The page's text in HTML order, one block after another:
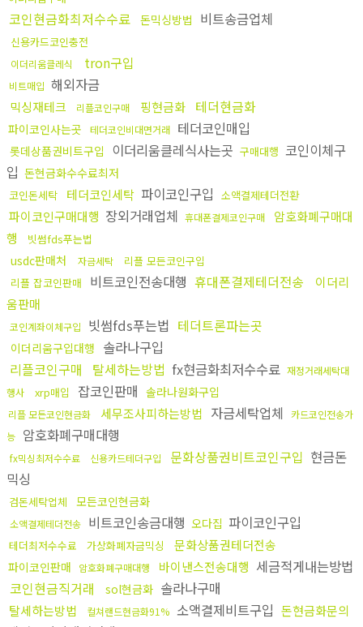
코인현금화최저수수료 돈믹싱방법 비트송금업체
신용카드코인충전
이더리움클레식 tron구입
비트매입 해외자금
믹싱재테크 리플코인구매 핑현금화 테더현금화
파이코인사는곳 테더코인비대면거래 테더코인매입
롯데상품권비트구입 이더리움클레식사는곳 구매대행 코인이체구
입 돈현금화수수료최저
코인돈세탁 테더코인세탁 파이코인구입 소액결제테더전환
파이코인구매대행 장외거래업체 휴대폰결제코인구매
암호화폐구매대
행
빗썸fds푸는법
usdc판매처 자금세탁
리플 모든코인구입
리플 잡코인판매
비트코인전송대행 휴대폰결제테더전송
이더리
움판매
코인계좌이체구입 빗썸fds푸는법 테더트론파는곳
이더리움구입대행 솔라나구입
리플코인구매
탈세하는방법 fx현금화최저수수료 재정거래세탁대
행사
xrp매입 잡코인판매 솔라나원화구입
리플 모든코인현금화 세무조사피하는방법 자금세탁업체 카드코인전송가
능 암호화폐구매대행
fx믹싱최저수수료 신용카드테더구입 문화상품권비트코인구입 현금돈
믹싱
검돈세탁업체 모든코인현금화
소액결제테더전송 비트코인송금대행 오다집 파이코인구입
테더최저수수료 가상화폐자금믹싱 문화상품권테더전송
파이코인판매 암호화폐구매대행 바이낸스전송대행 세금적게내는방법
코인현금직거래
sol현금화 솔라나구매
탈세하는방법 컬쳐랜드현금화91% 소액결제비트구입 돈현금화문의